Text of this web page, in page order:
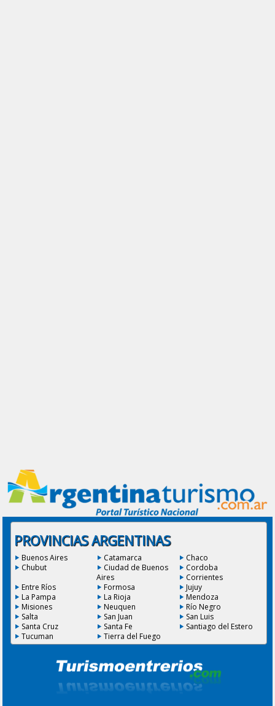
PROVINCIAS ARGENTINAS
Buenos Aires Catamarca
Chaco
Chubut
Ciudad de Buenos
Aires
Cordoba
Corrientes
Entre Ríos
Formosa
Jujuy
La Pampa
La Rioja
Mendoza
Misiones
Neuquen
Río Negro
Salta
San Juan
San Luis
Santa Cruz
Santa Fe
Santiago del Estero
Tucuman
Tierra del Fuego